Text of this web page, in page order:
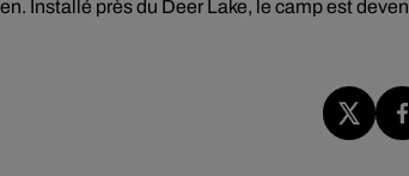
Installé près du Deer Lake, le camp est